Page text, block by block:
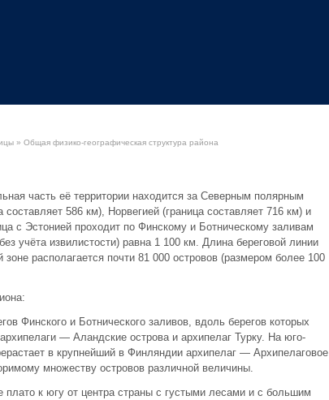
» Общая физико-географическая структура района
часть её территории находится за Северным полярным
586 км), Норвегией (граница составляет 716 км) и
с Эстонией проходит по Финскому и Ботническому заливам
учёта извилистости) равна 1 100 км. Длина береговой линии
располагается почти 81 000 островов (размером более 100
Финского и Ботнического заливов, вдоль берегов которых
— Аландские острова и архипелаг Турку. На юго-
в крупнейший в Финляндии архипелаг — Архипелаговое
множеству островов различной величины.
плато к югу от центра страны с густыми лесами и с большим